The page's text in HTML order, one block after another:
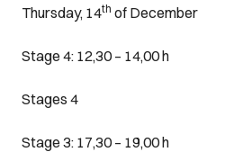
Thursday, 14th of December
Stage 4: 12,30 – 14,00 h
Stages 4
Stage 3: 17,30 – 19,00 h